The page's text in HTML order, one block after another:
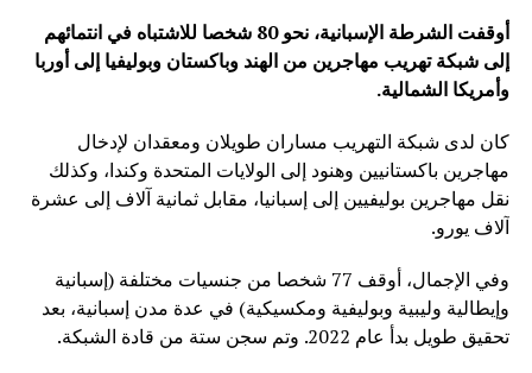
أوقفت الشرطة الإسبانية، نحو 80 شخصا للاشتباه في انتمائهم
إلى شبكة تهريب مهاجرين من الهند وباكستان وبوليفيا إلى أوربا
وأمريكا الشمالية.
كان لدى شبكة التهريب مساران طويلان ومعقدان لإدخال
مهاجرين باكستانيين وهنود إلى الولايات المتحدة وكندا، وكذلك
نقل مهاجرين بوليفيين إلى إسبانيا، مقابل ثمانية آلاف إلى عشرة
آلاف يورو.
وفي الإجمال، أوقف 77 شخصا من جنسيات مختلفة (إسبانية
وإيطالية وليبية وبوليفية ومكسيكية) في عدة مدن إسبانية، بعد
تحقيق طويل بدأ عام 2022. وتم سجن ستة من قادة الشبكة.